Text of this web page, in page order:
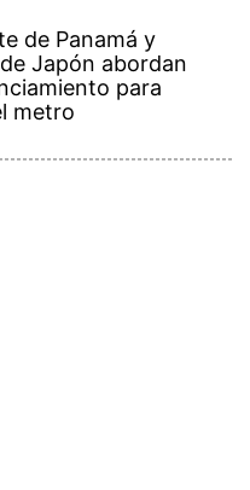
de Panamá y
Japón abordan
para
metro